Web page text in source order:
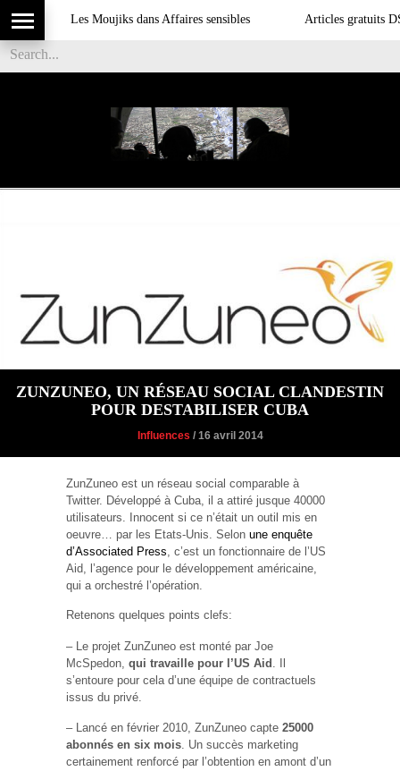
Les Moujiks dans Affaires sensibles Articles gratuits
ZUNZUNEO, UN RÉSEAU SOCIAL CLANDESTIN
POUR DESTABILISER CUBA
Influences / 16 avril 2014
ZunZuneo est un réseau social comparable à
Twitter. Développé à Cuba, il a attiré jusque 40000
utilisateurs. Innocent si ce n’était un outil mis en
oeuvre… par les Etats-Unis. Selon une enquête
d’Associated Press , c’est un fonctionnaire de l’US
Aid, l’agence pour le développement américaine,
qui a orchestré l’opération.
Retenons quelques points clefs:
– Le projet ZunZuneo est monté par Joe
McSpedon, qui travaille pour l’US Aid
s’entoure pour cela d’une équipe de contractuels
issus du privé.
– Lancé en février 2010, ZunZuneo capte 25000
abonnés en six mois. Un succès marketing
certainement renforcé par l’obtention en amont d’un